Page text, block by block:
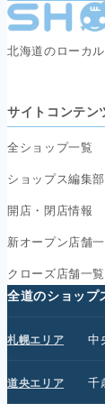
北海道のローカ
サイトコンテン
全ショップ一覧
ショップス編集
開店・閉店情報
新オープン店舗
クローズ店舗一覧
全道のショップ
札幌エリア 中
道央エリア 千